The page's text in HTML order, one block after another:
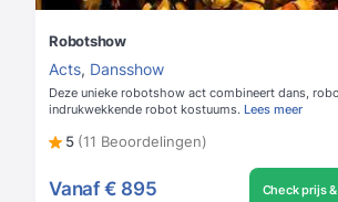
Robotshow
Acts, Dansshow
Deze unieke robotshow act combineert dans,
indrukwekkende robot kostuums. Lees meer
5 (11 Beoordelingen)
Vanaf € 895 Check prijs